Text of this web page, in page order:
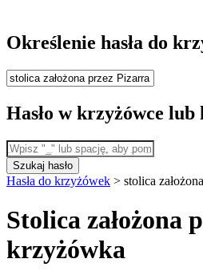
Określenie hasła do
Hasło w krzyżówce
Szukaj hasło
Hasła do krzyżówek > stolica
Stolica założona
krzyżówka